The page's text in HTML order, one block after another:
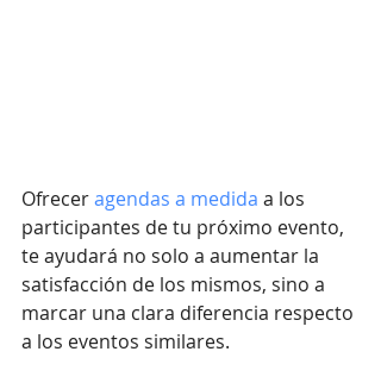
Ofrecer agendas a medida a los
participantes de tu próximo evento,
te ayudará no solo a aumentar la
satisfacción de los mismos, sino a
marcar una clara diferencia respecto
a los eventos similares.